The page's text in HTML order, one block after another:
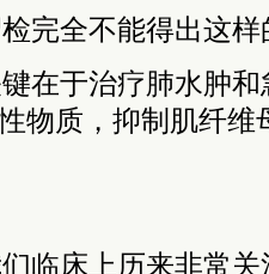
完全不能得出这样
在于治疗肺水肿
物质，抑制肌纤维
临床上历来非常关